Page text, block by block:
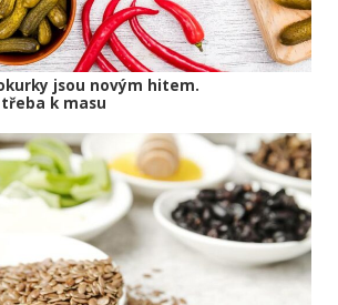
jsou novým hitem.
k masu